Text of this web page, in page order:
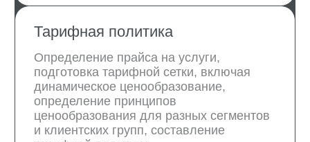
Сопровождение продаж (по запросу)
Эксперты, которые
будут настраивать